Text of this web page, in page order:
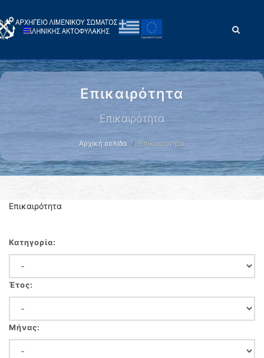
Επικαιρότητα
Επικαιρότητα
Αρχική σελίδα Επικαιρότητα
Επικαιρότητα
Κατηγορία:
Έτος:
Μήνας: